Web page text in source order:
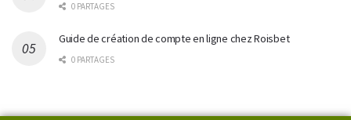
0 PARTAGES
Guide de création de compte en ligne chez Roisbet
0 PARTAGES